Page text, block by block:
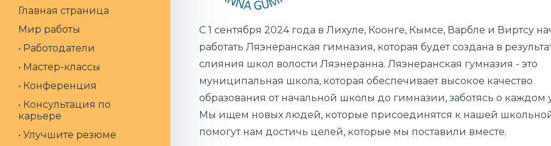
Главная страница
Мир работы
• Работодатели
• Мастер-классы
• Конференция
• Консультация по
карьере
• Улучшите резюме
С 1 сентября 2024 года в Лихуле, Коонге, Кымсе, Варбле и Виртсу
работать Ляэнеранская гимназия, которая будет создана в
слияния школ волости Ляэнеранна. Ляэнеранская гумназия - это
муниципальная школа, которая обеспечивает высокое качество
образования от начальной школы до гимназии, заботясь о каждом
Мы ищем новых людей, которые присоединятся к нашей
помогут нам достичь целей, которые мы поставили вместе.